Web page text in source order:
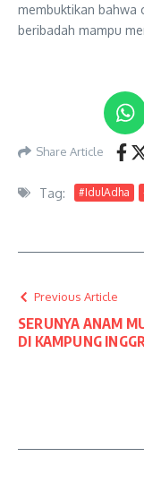
membuktikan bahwa
beribadah mampu
Share Article
Tag: #IdulAdha
Previous Article
SERUNYA ANAM
DI KAMPUNG